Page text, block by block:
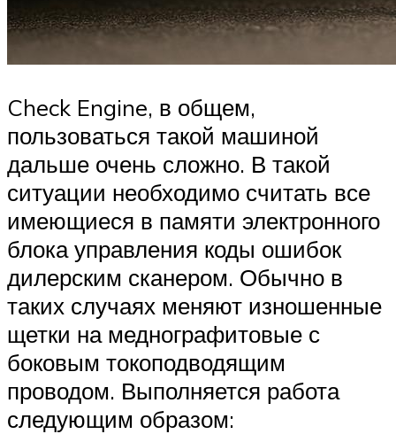
Check Engine, в общем,
пользоваться такой машиной
дальше очень сложно. В такой
ситуации необходимо считать все
имеющиеся в памяти электронного
блока управления коды ошибок
дилерским сканером. Обычно в
таких случаях меняют изношенные
щетки на меднографитовые с
боковым токоподводящим
проводом. Выполняется работа
следующим образом: